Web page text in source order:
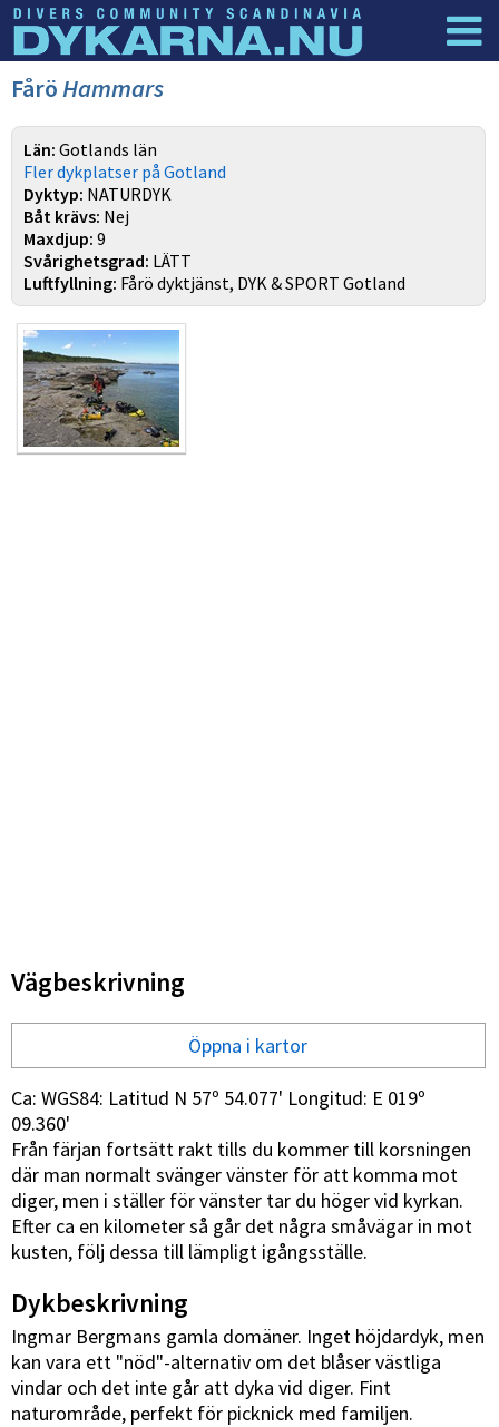
Dyknyheter
FåröHammars
Län: Gotlands län
Fler dykplatser på Gotland
Dyktyp: NATURDYK
Båt krävs: Nej
Maxdjup: 9
Svårighetsgrad: LÄTT
Luftfyllning: Fårö dyktjänst, DYK & SPORT Gotland
Vägbeskrivning
Öppna i kartor
Ca: WGS84: Latitud N 57º 54.077' Longitud: E 019º
09.360'
Från färjan fortsätt rakt tills du kommer till korsningen
där man normalt svänger vänster för att komma mot
diger, men i ställer för vänster tar du höger vid kyrkan.
Efter ca en kilometer så går det några småvägar in mot
kusten, följ dessa till lämpligt igångsställe.
Dykbeskrivning
Ingmar Bergmans gamla domäner. Inget höjdardyk, men
kan vara ett "nöd"-alternativ om det blåser västliga
vindar och det inte går att dyka vid diger. Fint
naturområde, perfekt för picknick med familjen.